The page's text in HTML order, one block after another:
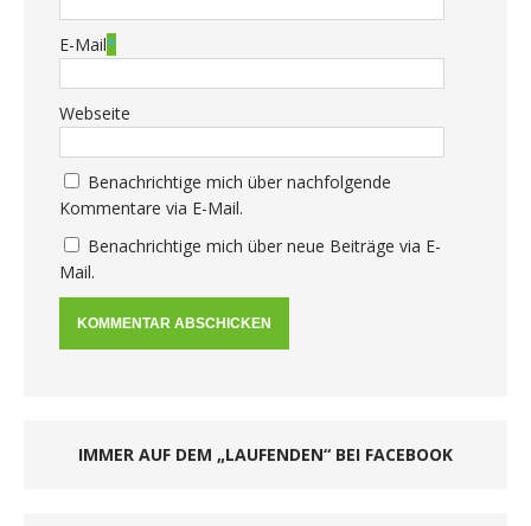
E-Mail*
Webseite
Benachrichtige mich über nachfolgende
Kommentare via E-Mail.
Benachrichtige mich über neue Beiträge via E-
Mail.
IMMER AUF DEM „LAUFENDEN“ BEI FACEBOOK